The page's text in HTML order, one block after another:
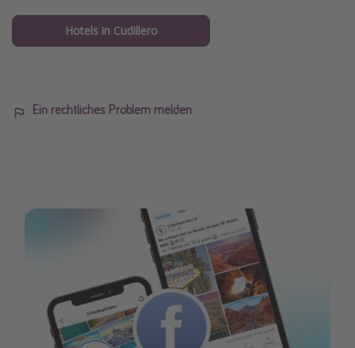
Hotels in Cudillero
Ein rechtliches Problem melden